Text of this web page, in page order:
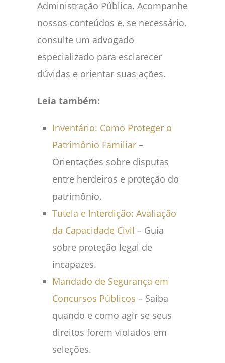
Administração Pública. Acompanhe
nossos conteúdos e, se necessário,
consulte um advogado
especializado para esclarecer
dúvidas e orientar suas ações.
Leia também:
Inventário: Como Proteger o
Patrimônio Familiar –
Orientações sobre disputas
entre herdeiros e proteção do
patrimônio.
Tutela e Interdição: Avaliação
da Capacidade Civil – Guia
sobre proteção legal de
incapazes.
Mandado de Segurança em
Concursos Públicos – Saiba
quando e como agir se seus
direitos forem violados em
seleções.